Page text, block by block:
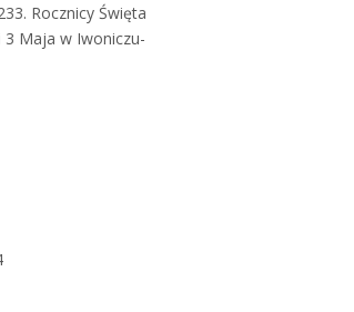
Rocznicy Święta
3 Maja w Iwoniczu-